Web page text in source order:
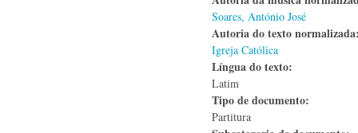
Soares, António José
Autoria do texto
Igreja Católica
Língua do texto:
Latim
Tipo de documento:
Partitura